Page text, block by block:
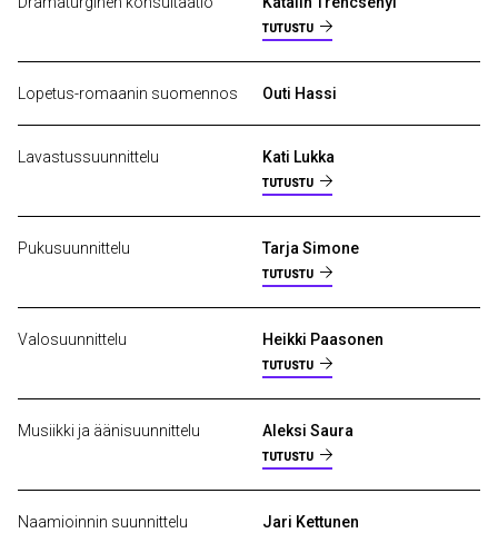
TUTUSTU
Lopetus-romaanin suomennos Outi Hassi
Lavastussuunnittelu Kati Lukka
TUTUSTU
Pukusuunnittelu Tarja Simone
TUTUSTU
Valosuunnittelu Heikki Paasonen
TUTUSTU
Musiikki ja äänisuunnittelu Aleksi Saura
TUTUSTU
Naamioinnin suunnittelu Jari Kettunen